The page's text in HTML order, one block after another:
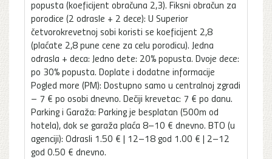
popusta (koeficijent obračuna 2,3). Fiksni obračun za
porodice (2 odrasle + 2 dece): U Superior
četvorokrevetnoj sobi koristi se koeficijent 2,8
(plaćate 2,8 pune cene za celu porodicu). Jedna
odrasla + deca: Jedno dete: 20% popusta. Dvoje dece:
po 30% popusta. Doplate i dodatne informacije
Pogled more (PM): Dostupno samo u centralnoj zgradi
– 7 € po osobi dnevno. Dečiji krevetac: 7 € po danu.
Parking i Garaža: Parking je besplatan (500m od
hotela), dok se garaža plaća 8–10 € dnevno. BTO (u
agenciji): Odrasli 1.50 € | 12–18 god 1.00 € | 2–12
god 0.50 € dnevno.